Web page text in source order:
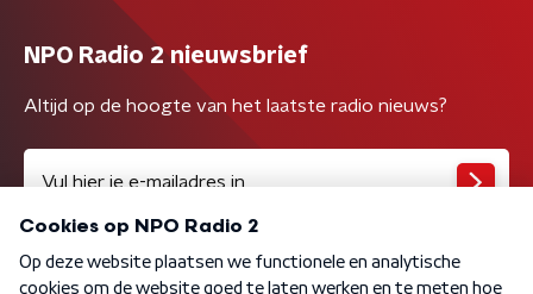
NPO Radio 2 nieuwsbrief
Altijd op de hoogte van het laatste radio nieuws?